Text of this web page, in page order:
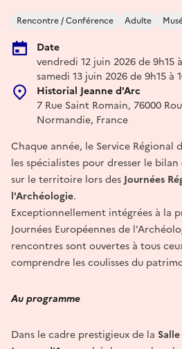
Rencontre / Conférence Adulte
Date
vendredi 12 juin 2026 de 9h15
samedi 13 juin 2026 de 9h15 à
Historial Jeanne d'Arc
7 Rue Saint Romain, 76000
Normandie, France
Chaque année, le Service
les spécialistes pour dresser le
sur le territoire lors des Journées
l'Archéologie.
Exceptionnellement intégrées à la
Journées Européennes de
rencontres sont ouvertes à tous
comprendre les coulisses du
Au programme
Dans le cadre prestigieux de la